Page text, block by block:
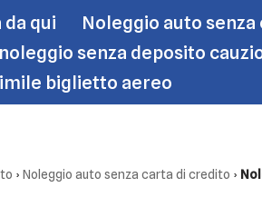
da qui
Noleggio auto
senza deposito
biglietto aereo
› Noleggio auto senza carta di credito ›